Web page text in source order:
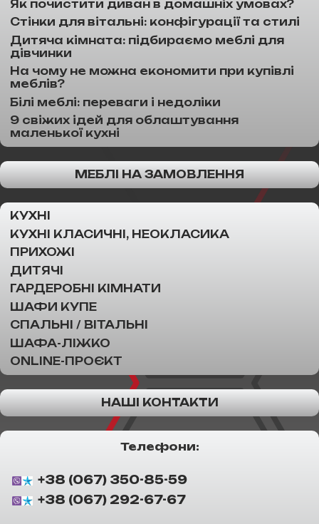
Як почистити диван в домашніх умовах?
Стінки для вітальні: конфігурації та стилі
Дитяча кімната: підбираємо меблі для
дівчинки
На чому не можна економити при купівлі
меблів?
Білі меблі: переваги і недоліки
9 свіжих ідей для облаштування
маленької кухні
МЕБЛІ НА ЗАМОВЛЕННЯ
КУХНІ
КУХНІ КЛАСИЧНІ, НЕОКЛАСИКА
ПРИХОЖІ
ДИТЯЧІ
ГАРДЕРОБНІ КІМНАТИ
ШАФИ КУПЕ
СПАЛЬНІ / ВІТАЛЬНІ
ШАФА-ЛІЖКО
ONLINE-ПРОЄКТ
НАШІ КОНТАКТИ
Телефони:
+38 (067) 350-85-59
+38 (067) 292-67-67